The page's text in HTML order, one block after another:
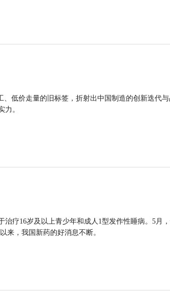
低价走量的旧标签，折射出中国制造的创新迭代
力。
疗16岁及以上青少年和成人1型发作性睡病。5月
，我国新药的好消息不断。